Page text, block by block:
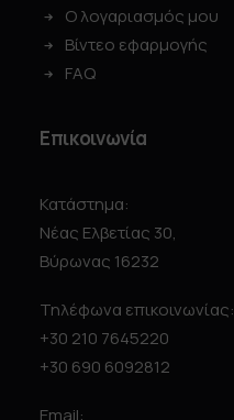
Ο λογαριασμός μου
Βίντεο εφαρμογής
FAQ
Επικοινωνία
Κατάστημα:
Νέας Ελβετίας 30,
Βύρωνας 16232
Τηλέφωνα επικοινωνίας:
+30 210 7645220
+30 690 6092812
Email: